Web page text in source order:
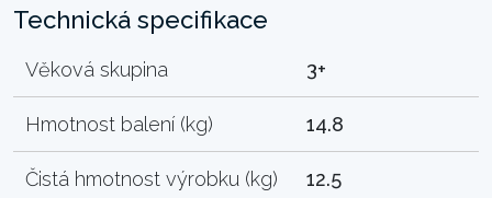
Technická specifikace
Věková skupina 3+
Hmotnost balení (kg) 14.8
Čistá hmotnost výrobku (kg) 12.5